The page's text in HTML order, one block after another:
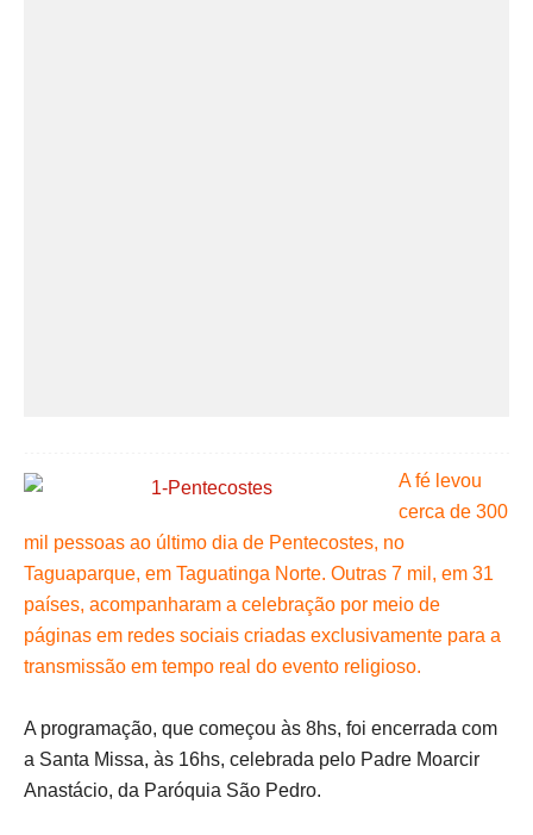
A fé levou
cerca de 300
mil pessoas ao último dia de Pentecostes, no
Taguaparque, em Taguatinga Norte. Outras 7 mil, em 31
países, acompanharam a celebração por meio de
páginas em redes sociais criadas exclusivamente para a
transmissão em tempo real do evento religioso.
A programação, que começou às 8hs, foi encerrada com
a Santa Missa, às 16hs, celebrada pelo Padre Moarcir
Anastácio, da Paróquia São Pedro.